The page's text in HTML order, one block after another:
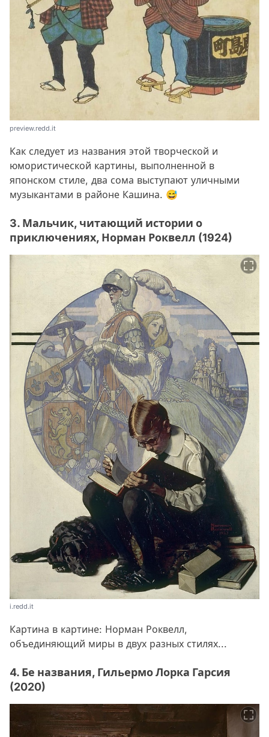
preview.redd.it
Как следует из названия этой творческой и
юмористической картины, выполненной в
японском стиле, два сома выступают уличными
музыкантами в районе Кашина. 😅
3. Мальчик, читающий истории о
приключениях, Норман Роквелл (1924)
i.redd.it
Картина в картине: Норман Роквелл,
объединяющий миры в двух разных стилях...
4. Бе названия, Гильермо Лорка Гарсия
(2020)